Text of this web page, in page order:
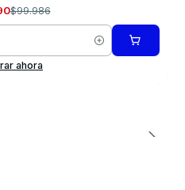
$99.986
ahora